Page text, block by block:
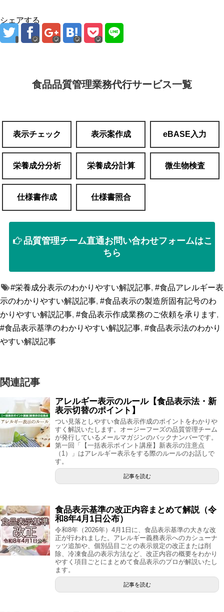
シェアする
食品品質管理業務代行サービス一覧
表示チェック 表示案作成 eBASE入力
栄養成分分析 栄養成分計算 微生物検査
仕様書作成 仕様書照合
品質管理チーム直通お問い合わせフォームはこ
ちら
#栄養成分表示のわかりやすい解説記事, #食品アレルギー表
示のわかりやすい解説記事, #食品表示の製造所固有記号のわ
かりやすい解説記事, #食品表示作成業務のご依頼を承ります,
#食品表示基準のわかりやすい解説記事, #食品表示法のわかり
やすい解説記事
関連記事
アレルギー表示のルール【食品表示法・新
表示切替のポイント】
つい見落としやすい食品表示作成のポイントをわかりや
すく解説いたします。オージーフーズの品質管理チーム
が発行しているメールマガジンのバックナンバーです。
第一回「【一括表示ポイント講座】新表示の注意点
（1）」はアレルギー表示をする際のルールのお話しで
す。
記事を読む
食品表示基準の改正内容まとめて解説（令
和8年4月1日公布）
令和8年（2026年）4月1日に、食品表示基準の大きな改
正が行われました。アレルギー義務表示へのカシューナ
ッツ追加や、個別品目ごとの表示規定の改正または削
除、冷凍食品の表示方法など、改正内容の概要をわかり
やすく項目ごとにまとめて食品表示のプロが解説いたし
ます。
記事を読む